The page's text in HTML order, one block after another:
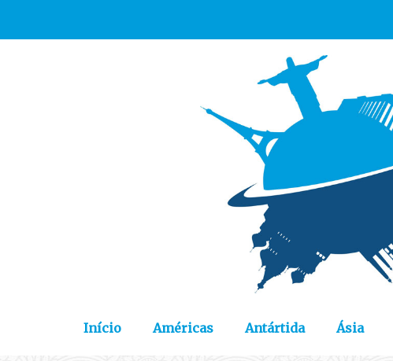
Início Américas Antártida Ásia